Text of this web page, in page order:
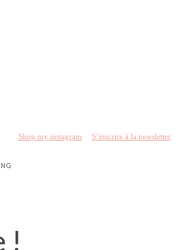
Shop my instagram S’inscrire à la newsletter
!